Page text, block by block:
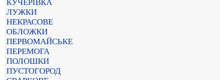
КУЧЕРІВКА
ЛУЖКИ
НЕКРАСОВЕ
ОБЛОЖКИ
ПЕРВОМАЙСЬКЕ
ПЕРЕМОГА
ПОЛОШКИ
ПУСТОГОРОД